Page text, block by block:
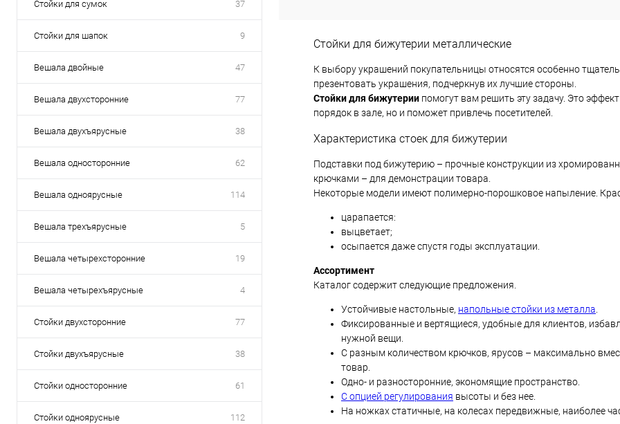
Стойки для сумок 37
Стойки для шапок 9
Вешала двойные 47
Вешала двухсторонние 77
Вешала двухъярусные 38
Вешала односторонние 62
Вешала одноярусные 114
Вешала трехъярусные 5
Вешала четырехсторонние 19
Вешала четырехъярусные 4
Стойки двухсторонние 77
Стойки двухъярусные 38
Стойки односторонние 61
Стойки одноярусные 112
Стойки для бижутерии металлические
К выбору украшений покупательницы относятся особенно
презентовать украшения, подчеркнув их лучшие стороны.
Стойки для бижутерии помогут вам решить эту задачу. Это
порядок в зале, но и поможет привлечь посетителей.
Характеристика стоек для бижутерии
Подставки под бижутерию – прочные конструкции из
крючками – для демонстрации товара.
Некоторые модели имеют полимерно-порошковое напыление.
царапается:
выцветает;
осыпается даже спустя годы эксплуатации.
Ассортимент
Каталог содержит следующие предложения.
Устойчивые настольные, напольные стойки из металла.
Фиксированные и вертящиеся, удобные для клиентов,
нужной вещи.
С разным количеством крючков, ярусов – максимально
товар.
Одно- и разносторонние, экономящие пространство.
С опцией регулирования высоты и без нее.
На ножках статичные, на колесах передвижные, наиболее